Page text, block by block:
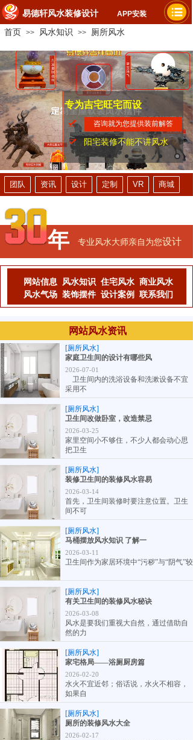
易德轩风水装修设计 APP安装
首页 >> 风水知识 >> 厕所风水
专为吉宅旺宅而设
家人平安健康 提升财运事业
咨询就为您提供装前解答
阳宅装修不能不讲风水
团队 资讯 设计 定制 VR 商城
年 专业风水大师亲自为您设计
网站信息 风水知识 住宅风水 商业风水
风水气场 装饰摆件 设计案例 联系我们
[厕所风水]
家庭卫生间的设计有哪些风
2026-07-01
卫生间内的洗浴设备和洗漱设备不宜
采用不
[厕所风水]
卫生间改做卧室，改造禁忌
2026-03-25
家里空间小不够住，不少人都会动心思
把卫生
[厕所风水]
装修卫生间的装修风水容易
2026-03-14
首先，卫生间装修时要注意位置。卫生
间不可
[厕所风水]
马桶摆放风水知识 了解一
2026-03-11
卫生间作为家居环境中“污秽”与“阴气”较
[厕所风水]
有关卫生间的装修风水秘诀
2026-03-08
风水是要我们重视大自然，通过借助自
然的力
[厕所风水]
家宅格局——浴厕厨房篇
2026-02-20
水火不宜近邻；俗话说，水火不相容，
如果自
[厕所风水]
厕所的装修风水大全
2026-02-17
网站风水资讯